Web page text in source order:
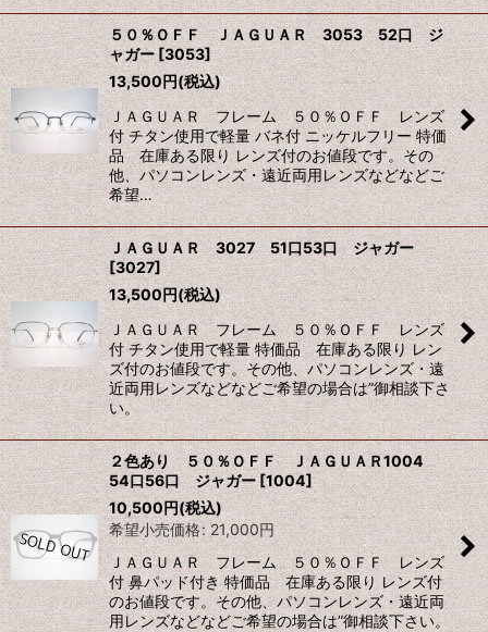
５０％ＯＦＦ ＪＡＧＵＡＲ 3053 52口 ジ
ャガー[3053]
13,500円(税込)
ＪＡＧＵＡＲ フレーム ５０％ＯＦＦ レンズ
付 チタン使用で軽量 バネ付 ニッケルフリー 特価
品 在庫ある限り レンズ付のお値段です。その
他、パソコンレンズ・遠近両用レンズなどなどご
希望…
ＪＡＧＵＡＲ 3027 51口53口 ジャガー
[3027]
13,500円(税込)
ＪＡＧＵＡＲ フレーム ５０％ＯＦＦ レンズ
付 チタン使用で軽量 特価品 在庫ある限り レン
ズ付のお値段です。その他、パソコンレンズ・遠
近両用レンズなどなどご希望の場合は”御相談下さ
い。
２色あり ５０％ＯＦＦ ＪＡＧＵＡＲ1004
54口56口 ジャガー[1004]
10,500円(税込)
希望小売価格: 21,000円
ＪＡＧＵＡＲ フレーム ５０％ＯＦＦ レンズ
付 鼻パッド付き 特価品 在庫ある限り レンズ付
のお値段です。その他、パソコンレンズ・遠近両
用レンズなどなどご希望の場合は”御相談下さい。